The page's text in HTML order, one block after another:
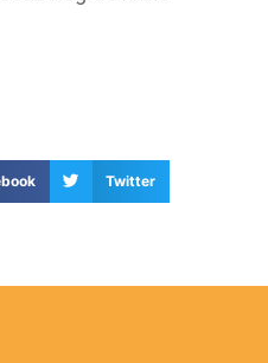
Twitter